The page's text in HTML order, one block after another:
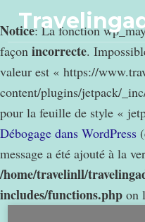
Notice: La fonction
façon incorrecte.
valeur est « https://
content/plugins/jetpack/
pour la feuille de style «
Débogage dans WordPress
message a été ajouté à la
/home/travelinll/
includes/functions.php on